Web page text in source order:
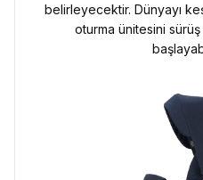
belirleyecektir. Dünyayı
oturma ünitesini